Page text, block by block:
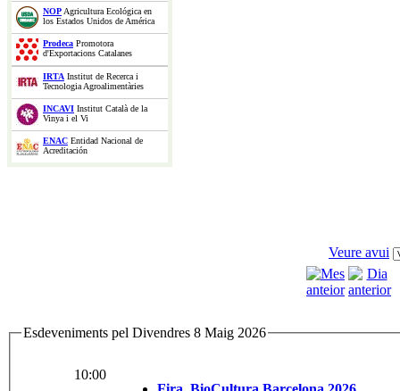
NOPAgricultura Ecológica en
los Estados Unidos de América
Prodeca Promotora
d'Exportacions Catalanes
IRTA Institut de Recerca i
Tecnologia Agroalimentàries
INCAVI Institut Català de la
Vinya i el Vi
ENAC Entidad Nacional de
Acreditación
Veure avui
Esdeveniments pel Divendres 8 Maig 2026
10:00